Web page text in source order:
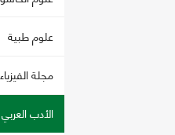
علوم طبية
مجلة
الأدب العربي